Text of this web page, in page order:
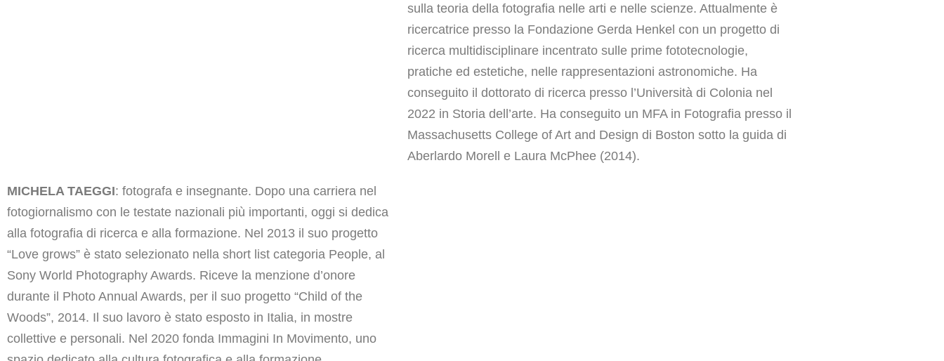
sulla teoria della fotografia nelle arti e nelle scienze. Attualmente è
ricercatrice presso la Fondazione Gerda Henkel con un progetto di
ricerca multidisciplinare incentrato sulle prime fototecnologie,
pratiche ed estetiche, nelle rappresentazioni astronomiche. Ha
conseguito il dottorato di ricerca presso l’Università di Colonia nel
2022 in Storia dell’arte. Ha conseguito un MFA in Fotografia presso il
Massachusetts College of Art and Design di Boston sotto la guida di
Aberlardo Morell e Laura McPhee (2014).
MICHELA TAEGGI: fotografa e insegnante. Dopo una carriera nel
fotogiornalismo con le testate nazionali più importanti, oggi si dedica
alla fotografia di ricerca e alla formazione. Nel 2013 il suo progetto
“Love grows” è stato selezionato nella short list categoria People, al
Sony World Photography Awards. Riceve la menzione d’onore
durante il Photo Annual Awards, per il suo progetto “Child of the
Woods”, 2014. Il suo lavoro è stato esposto in Italia, in mostre
collettive e personali. Nel 2020 fonda Immagini In Movimento, uno